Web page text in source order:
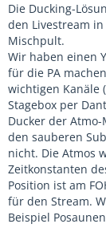
Die Ducking-
den Livestream
Mischpult.
Wir haben einen
für die PA
wichtigen Kanäle
Stagebox per
Ducker der
den sauberen
nicht. Die Atmos
Zeitkonstanten
Position ist am
für den Stream.
Beispiel